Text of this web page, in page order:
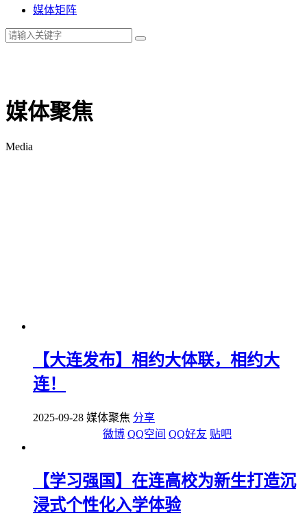
媒体矩阵
媒体聚焦
Media
【大连发布】相约大体联，相约大
连！
2025-09-28 媒体聚焦 分享
微博 QQ空间 QQ好友 贴吧
【学习强国】在连高校为新生打造沉
浸式个性化入学体验